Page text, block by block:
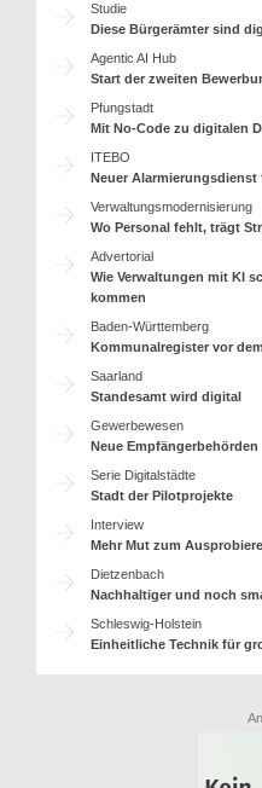
Studie
Diese Bürgerämter sind
Agentic AI Hub
Start der zweiten
Pfungstadt
Mit No-Code zu digitalen
ITEBO
Neuer
Verwaltungsmodernisierung
Wo Personal fehlt, trägt
Advertorial
Wie Verwaltungen mit KI
kommen
Baden-Württemberg
Kommunalregister vor
Saarland
Standesamt wird digital
Gewerbewesen
Neue Empfängerbehörden
Serie Digitalstädte
Stadt der Pilotprojekte
Interview
Mehr Mut zum
Dietzenbach
Nachhaltiger und noch
Schleswig-Holstein
Einheitliche Technik für